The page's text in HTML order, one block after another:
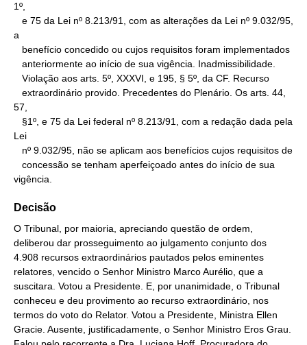
1º,
a
57,
Lei
vigência.
Decisão
O Tribunal, por maioria, apreciando questão de ordem,
deliberou dar prosseguimento ao julgamento conjunto dos
4.908 recursos extraordinários pautados pelos eminentes
relatores, vencido o Senhor Ministro Marco Aurélio, que a
suscitara. Votou a Presidente. E, por unanimidade, o Tribunal
conheceu e deu provimento ao recurso extraordinário, nos
termos do voto do Relator. Votou a Presidente, Ministra Ellen
Gracie. Ausente, justificadamente, o Senhor Ministro Eros Grau.